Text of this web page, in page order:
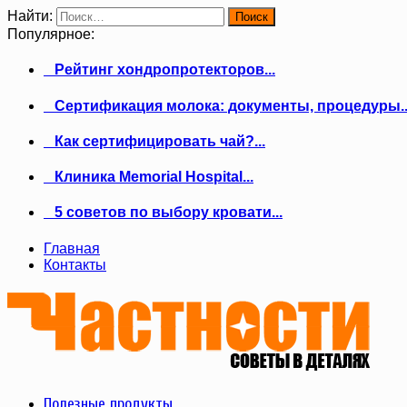
Найти:
Популярное:
Рейтинг хондропротекторов...
Сертификация молока: документы,
Как сертифицировать чай?...
Клиника Memorial Hospital...
5 советов по выбору кровати...
Главная
Контакты